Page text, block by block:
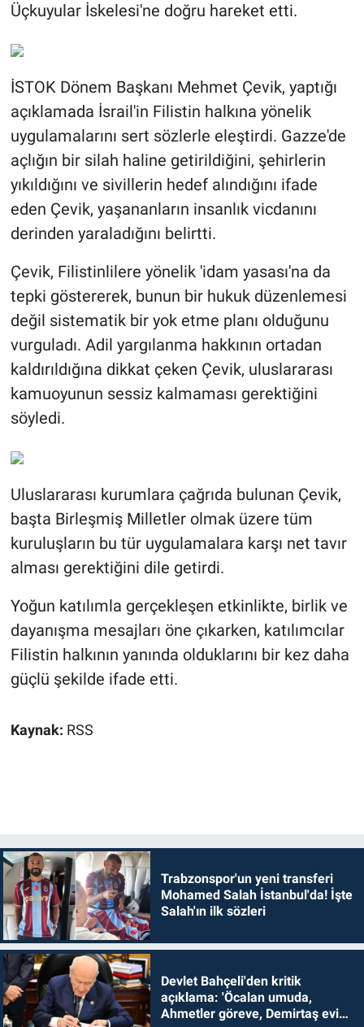
Üçkuyular İskelesi'ne doğru hareket etti.
İSTOK Dönem Başkanı Mehmet Çevik, yaptığı
açıklamada İsrail'in Filistin halkına yönelik
uygulamalarını sert sözlerle eleştirdi. Gazze'de
açlığın bir silah haline getirildiğini, şehirlerin
yıkıldığını ve sivillerin hedef alındığını ifade
eden Çevik, yaşananların insanlık vicdanını
derinden yaraladığını belirtti.
Çevik, Filistinlilere yönelik 'idam yasası'na da
tepki göstererek, bunun bir hukuk düzenlemesi
değil sistematik bir yok etme planı olduğunu
vurguladı. Adil yargılanma hakkının ortadan
kaldırıldığına dikkat çeken Çevik, uluslararası
kamuoyunun sessiz kalmaması gerektiğini
söyledi.
Uluslararası kurumlara çağrıda bulunan Çevik,
başta Birleşmiş Milletler olmak üzere tüm
kuruluşların bu tür uygulamalara karşı net tavır
alması gerektiğini dile getirdi.
Yoğun katılımla gerçekleşen etkinlikte, birlik ve
dayanışma mesajları öne çıkarken, katılımcılar
Filistin halkının yanında olduklarını bir kez daha
güçlü şekilde ifade etti.
Kaynak: RSS
Trabzonspor'un yeni transferi
Mohamed Salah İstanbul'da! İşte
Salah'ın ilk sözleri
Devlet Bahçeli'den kritik
açıklama: 'Öcalan umuda,
Ahmetler göreve, Demirtaş evine